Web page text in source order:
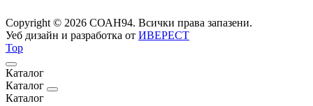
Copyright © 2026 СОАН94. Всички права запазени.
Уеб дизайн и разработка от ИВЕРЕСТ
Top
Каталог
Каталог
Каталог